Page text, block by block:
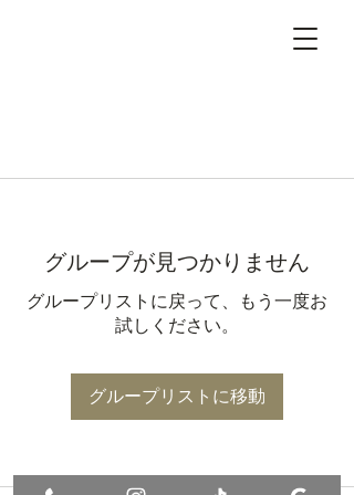
グループが見つかりません
グループリストに戻って、もう一度お
試しください。
グループリストに移動